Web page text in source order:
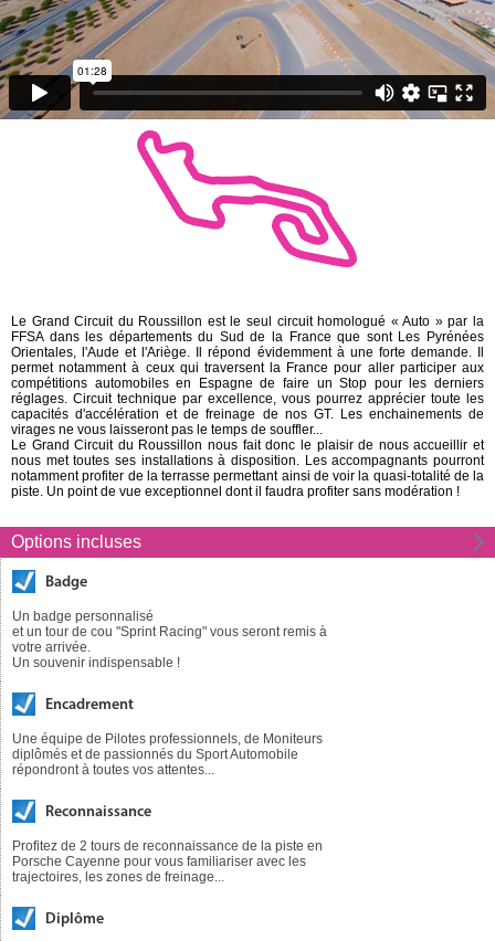
Options incluses
Badge
Un badge personnalisé
et un tour de cou "Sprint Racing" vous seront remis à
votre arrivée.
Un souvenir indispensable !
Encadrement
Une équipe de Pilotes professionnels, de Moniteurs
diplômés et de passionnés du Sport Automobile
répondront à toutes vos attentes...
Reconnaissance
Profitez de 2 tours de reconnaissance de la piste en
Porsche Cayenne pour vous familiariser avec les
trajectoires, les zones de freinage...
Diplôme
Le Grand Circuit du Roussillon est le seul circuit homologué « Auto » par la
FFSA dans les départements du Sud de la France que sont Les Pyrénées
Orientales, l'Aude et l'Ariège. Il répond évidemment à une forte demande. Il
permet notamment à ceux qui traversent la France pour aller participer aux
compétitions automobiles en Espagne de faire un Stop pour les derniers
réglages. Circuit technique par excellence, vous pourrez apprécier toute les
capacités d'accélération et de freinage de nos GT. Les enchainements de
virages ne vous laisseront pas le temps de souffler...
Le Grand Circuit du Roussillon nous fait donc le plaisir de nous accueillir et
nous met toutes ses installations à disposition. Les accompagnants pourront
notamment profiter de la terrasse permettant ainsi de voir la quasi-totalité de la
piste. Un point de vue exceptionnel dont il faudra profiter sans modération !